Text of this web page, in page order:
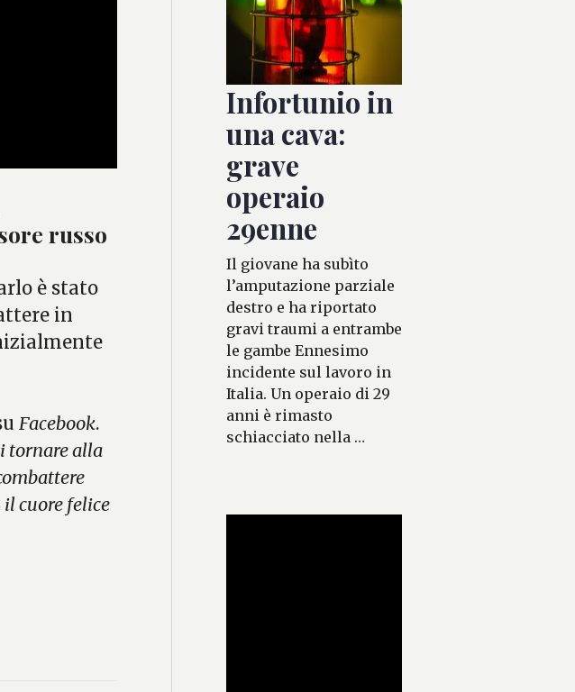
russo
è stato
in
Facebook.
tornare alla
cuore felice
Infortunio in
una cava:
grave
operaio
29enne
Il giovane ha subìto
l’amputazione parziale
destro e ha riportato
gravi traumi a entrambe
le gambe Ennesimo
incidente sul lavoro in
Italia. Un operaio di 29
anni è rimasto
schiacciato nella …